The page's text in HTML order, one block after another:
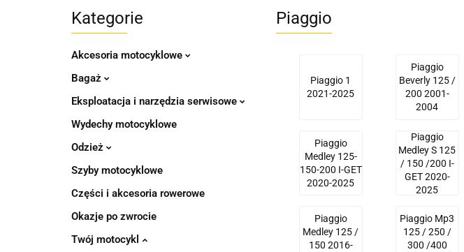
Kategorie
Akcesoria motocyklowe
Bagaż
Eksploatacja i narzędzia serwisowe
Wydechy motocyklowe
Odzież
Szyby motocyklowe
Części i akcesoria rowerowe
Okazje po zwrocie
Twój motocykl
Piaggio
Piaggio 1
2021-2025
Piaggio
Beverly 125 /
200 2001-
2004
Piaggio
Medley 125-
150-200 I-GET
2020-2025
Piaggio
Medley S 125
/ 150 /200 I-
GET 2020-
2025
Piaggio
Medley 125 /
150 2016-
Piaggio Mp3
125 / 250 /
300 /400